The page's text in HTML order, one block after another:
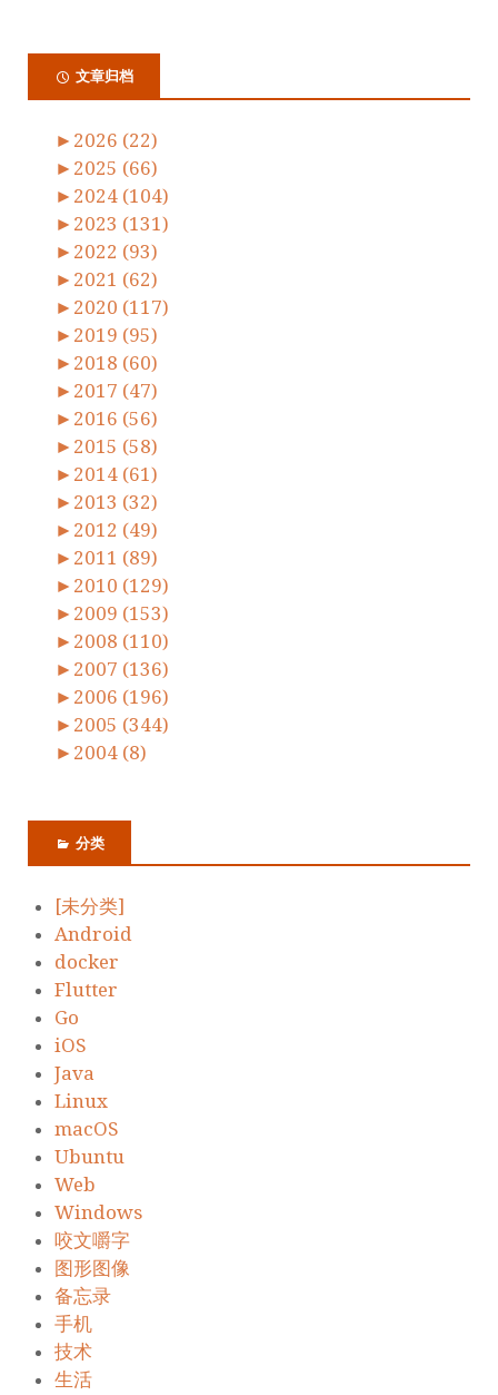
文章归档
► 2026 (22)
► 2025 (66)
► 2024 (104)
► 2023 (131)
► 2022 (93)
► 2021 (62)
► 2020 (117)
► 2019 (95)
► 2018 (60)
► 2017 (47)
► 2016 (56)
► 2015 (58)
► 2014 (61)
► 2013 (32)
► 2012 (49)
► 2011 (89)
► 2010 (129)
► 2009 (153)
► 2008 (110)
► 2007 (136)
► 2006 (196)
► 2005 (344)
► 2004 (8)
分类
[未分类]
Android
docker
Flutter
Go
iOS
Java
Linux
macOS
Ubuntu
Web
Windows
咬文嚼字
图形图像
备忘录
手机
技术
生活